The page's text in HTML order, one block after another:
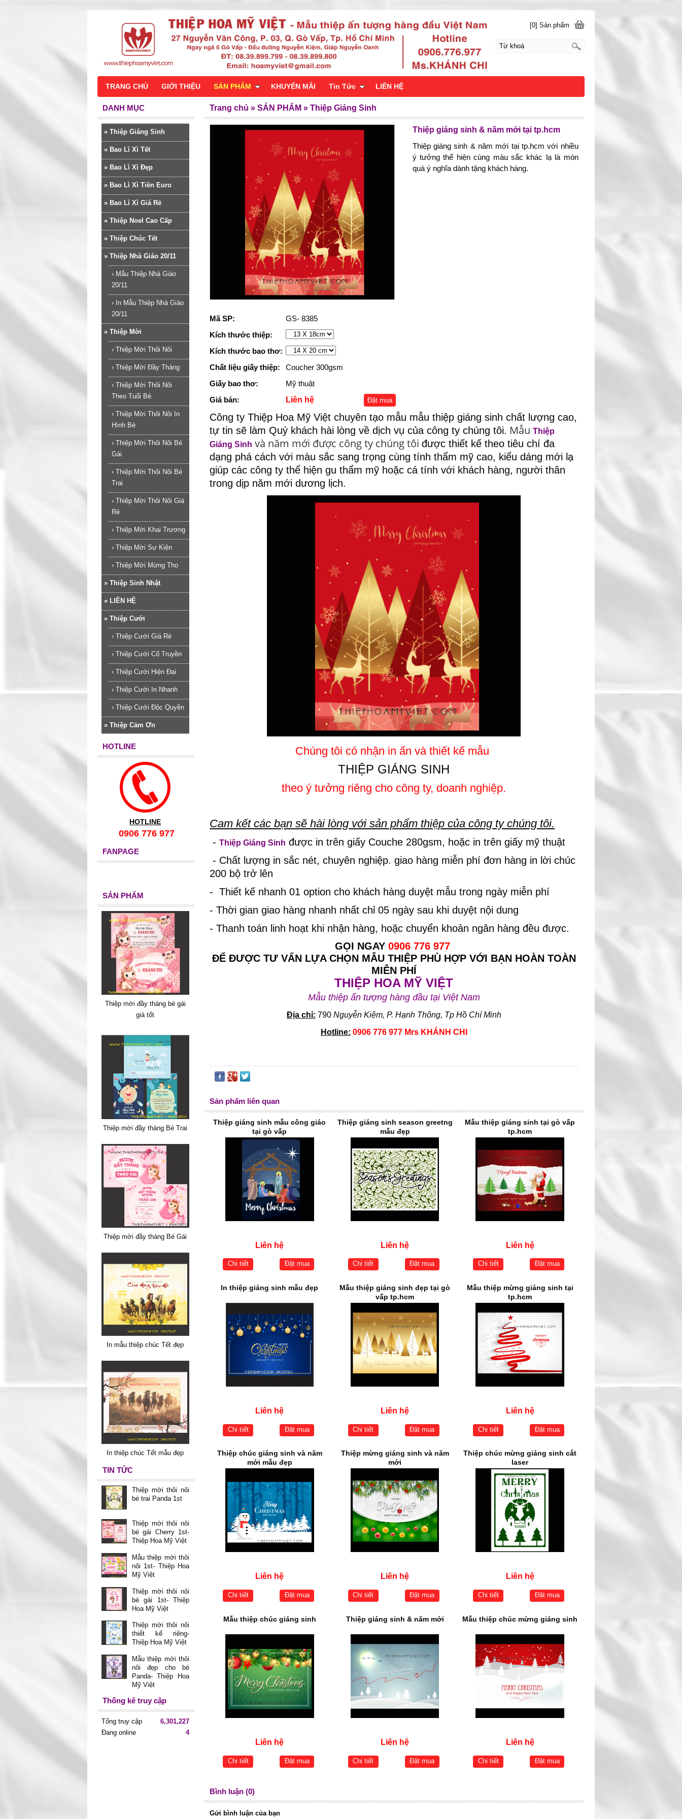
Thiệp giáng sinh & năm mới tại tp.hcm
Thiệp giáng sinh & năm mới tại tp.hcm với nhiều
ý tưởng thể hiện cùng màu sắc khác lạ là món
quà ý nghĩa dành tặng khách hàng.
Mã SP:
GS- 8385
Kích thước thiệp:
Kích thước bao thơ:
Chất liệu giấy thiệp:
Coucher 300gsm
Giấy bao thơ:
Mỹ thuật
Giá bán:
Liên hệ Đặt mua
Công ty Thiệp Hoa Mỹ Việt chuyên tạo mẫu mẫu thiệp giáng sinh chất lượng cao,
tự tin sẽ làm Quý khách hài lòng về dịch vụ của công ty chúng tôi. MẫuThiệp
Giáng Sinh và năm mới được công ty chúng tôiđược thiết kế theo tiêu chí đa
dạng phá cách với màu sắc sang trọng cùng tính thẩm mỹ cao, kiểu dáng mới lạ
giúp các công ty thể hiện gu thẩm mỹ hoặc cá tính với khách hàng, người thân
trong dịp năm mới dương lịch.
Chúng tôi có nhận in ấn và thiết kế mẫu
THIỆP GIÁNG SINH
theo ý tưởng riêng cho công ty, doanh nghiệp.
Cam kết các bạn sẽ hài lòng với sản phẩm thiệp của công ty chúng tôi.
-Thiệp Giáng Sinh được in trên giấy Couche 280gsm, hoặc in trên giấy mỹ thuật
- Chất lượng in sắc nét, chuyên nghiệp. giao hàng miễn phí đơn hàng in lời chúc
200 bộ trở lên
- Thiết kế nhanh 01 option cho khách hàng duyệt mẫu trong ngày miễn phí
- Thời gian giao hàng nhanh nhất chỉ 05 ngày sau khi duyệt nội dung
- Thanh toán linh hoạt khi nhận hàng, hoặc chuyển khoản ngân hàng đều được.
GỌI NGAY 0906 776 977
ĐỂ ĐƯỢC TƯ VẤN LỰA CHỌN MẪU THIỆP PHÙ HỢP VỚI BẠN HOÀN TOÀN
MIỄN PHÍ
THIỆP HOA MỸ VIỆT
Mẫu thiệp ấn tượng hàng đầu tại Việt Nam
Địa chỉ: 790Nguyễn Kiệm, P. Hạnh Thông, Tp Hồ Chí Minh
Hotline: 0906 776 977 Mrs KHÁNH CHI
Sản phẩm liên quan
Thiệp giáng sinh mẫu công giáo
tại gò vấp
Liên hệ
Chi tiết Đặt mua
Thiệp giáng sinh season greetng
mẫu đẹp
Liên hệ
Chi tiết Đặt mua
Mẫu thiệp giáng sinh tại gò vấp
tp.hcm
Liên hệ
Chi tiết Đặt mua
In thiệp giáng sinh mẫu đẹp
Liên hệ
Chi tiết Đặt mua
Mẫu thiệp giáng sinh đẹp tại gò
vấp tp.hcm
Liên hệ
Chi tiết Đặt mua
Mẫu thiệp mừng giáng sinh tại
tp.hcm
Liên hệ
Chi tiết Đặt mua
Thiệp chúc giáng sinh và năm
mới mẫu đẹp
Liên hệ
Chi tiết Đặt mua
Thiệp mừng giáng sinh và năm
mới
Liên hệ
Chi tiết Đặt mua
Thiệp chúc mừng giáng sinh cắt
laser
Liên hệ
Chi tiết Đặt mua
Mẫu thiệp chúc giáng sinh
Liên hệ
Chi tiết Đặt mua
Thiệp giáng sinh & năm mới
Liên hệ
Chi tiết Đặt mua
Mẫu thiệp chúc mừng giáng sinh
Liên hệ
Chi tiết Đặt mua
Bình luận (0)
Gửi bình luận của bạn
Trang chủ »SẢN PHẨM »Thiệp Giáng Sinh
DANH MỤC
» Thiệp Giáng Sinh
» Bao Lì Xì Tết
» Bao Lì Xì Đẹp
» Bao Lì Xì Tiền Euro
» Bao Lì Xì Giá Rẻ
» Thiệp Noel Cao Cấp
» Thiệp Chúc Tết
» Thiệp Nhà Giáo 20/11
› Mẫu Thiệp Nhà Giáo
20/11
› In Mẫu Thiệp Nhà Giáo
20/11
» Thiệp Mời
› Thiệp Mời Thôi Nôi
› Thiệp Mời Đầy Tháng
› Thiệp Mời Thôi Nôi
Theo Tuổi Bé
› Thiệp Mời Thôi Nôi In
Hình Bé
› Thiệp Mời Thôi Nôi Bé
Gái
› Thiệp Mời Thôi Nôi Bé
Trai
› Thiệp Mời Thôi Nôi Giá
Rẻ
› Thiệp Mời Khai Trương
› Thiệp Mời Sự Kiện
› Thiệp Mời Mừng Thọ
» Thiệp Sinh Nhật
» LIÊN HỆ
» Thiệp Cưới
› Thiệp Cưới Giá Rẻ
› Thiệp Cưới Cổ Truyền
› Thiệp Cưới Hiện Đại
› Thiệp Cưới In Nhanh
› Thiệp Cưới Độc Quyền
» Thiệp Cảm Ơn
HOTLINE
HOTLINE
0906 776 977
FANPAGE
SẢN PHẨM
Thiệp mời đầy tháng bé gái
giá tốt
Thiệp mời đầy tháng Bé Trai
Thiệp mời đầy tháng Bé Gái
In mẫu thiệp chúc Tết đẹp
In thiệp chúc Tết mẫu đẹp
TIN TỨC
Thiệp mời thôi nôi
bé trai Panda 1st
Thiệp mời thôi nôi
bé gái Cherry 1st-
Thiệp Hoa Mỹ Việt
Mẫu thiệp mời thôi
nôi 1st- Thiệp Hoa
Mỹ Việt
Thiệp mời thôi nôi
bé gái 1st- Thiệp
Hoa Mỹ Việt
Thiệp mời thôi nôi
thiết kế riêng-
Thiệp Hoa Mỹ Việt
Mẫu thiệp mời thôi
nôi đẹp cho bé
Panda- Thiệp Hoa
Mỹ Việt
Thống kê truy cập
Tổng truy cập
6,301,227
Đang online
4
[0] Sản phẩm
TRANG CHỦ GIỚI THIỆU SẢN PHẨM KHUYẾN MÃI Tin Tức LIÊN HỆ